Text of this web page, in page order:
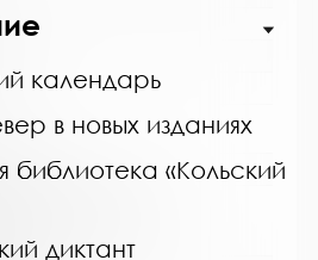
календарь
в новых изданиях
библиотека «Кольский
диктант
областная
для слепых и